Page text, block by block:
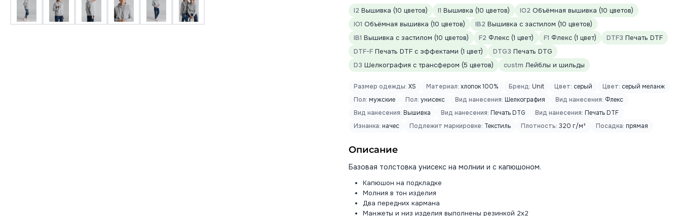
I2 Вышивка (10 цветов) I1 Вышивка (10 цветов) IO2 Объёмная вышивка (10 цветов)
IO1 Объёмная вышивка (10 цветов) IB2 Вышивка с застилом (10 цветов)
IB1 Вышивка с застилом (10 цветов) F2 Флекс (1 цвет) F1 Флекс (1 цвет) DTF3 Печать DTF
DTF-F Печать DTF с эффектами (1 цвет) DTG3 Печать DTG
D3 Шелкография с трансфером (5 цветов) custm Лейблы и шильды
Размер одежды: XS Материал: хлопок 100% Бренд: Unit Цвет: серый Цвет: серый меланж
Пол: мужские Пол: унисекс Вид нанесения: Шелкография Вид нанесения: Флекс
Вид нанесения: Вышивка Вид нанесения: Печать DTG Вид нанесения: Печать DTF
Изнанка: начес Подлежит маркировке: Текстиль Плотность: 320 г/м² Посадка: прямая
Описание
Базовая толстовка унисекс на молнии и с капюшоном.
Капюшон на подкладке
Молния в тон изделия
Два передних кармана
Манжеты и низ изделия выполнены резинкой 2х2